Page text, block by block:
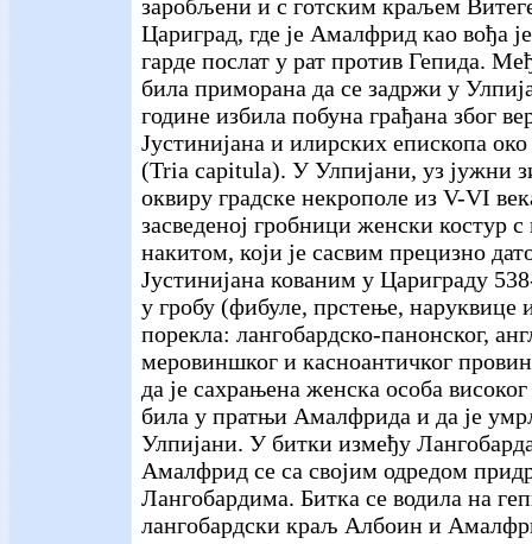
заробљени и с готским краљем
Цариград, где је Амалфрид као вођа
гарде послат у рат против Гепида.
била приморана да се задржи у
године избила побуна грађана због
Јустинијана и илирских епископа
(Tria capitula). У Улпијани, уз јужни
оквиру градске некрополе из V-VI
засведеној гробници женски костур
накитом, који је сасвим прецизно
Јустинијана кованим у Цариграду
у гробу (фибуле, прстење, наруквице
порекла: лангобардско-панонског,
меровиншког и касноантичког
да је сахрањена женска особа
била у пратњи Амалфрида и да је
Улпијани. У битки између
Амалфрид се са својим одредом
Лангобардима. Битка се водила на
лангобардски краљ Албоин и